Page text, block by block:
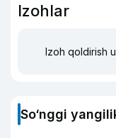
Izohlar
Izoh qoldirish
So‘nggi